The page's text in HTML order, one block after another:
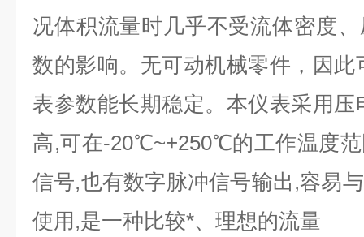
况体积流量时几乎不受流体密度
数的影响。无可动机械零件，因
表参数能长期稳定。本仪表采用
高,可在-20℃~+250℃的工作温度
信号,也有数字脉冲信号输出,容易
使用,是一种比较*、理想的流量